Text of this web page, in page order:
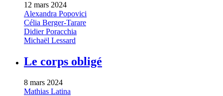
12 mars 2024
Alexandra Popovici
Célia Berger-Tarare
Didier Poracchia
Michaël Lessard
Le corps obligé
8 mars 2024
Mathias Latina